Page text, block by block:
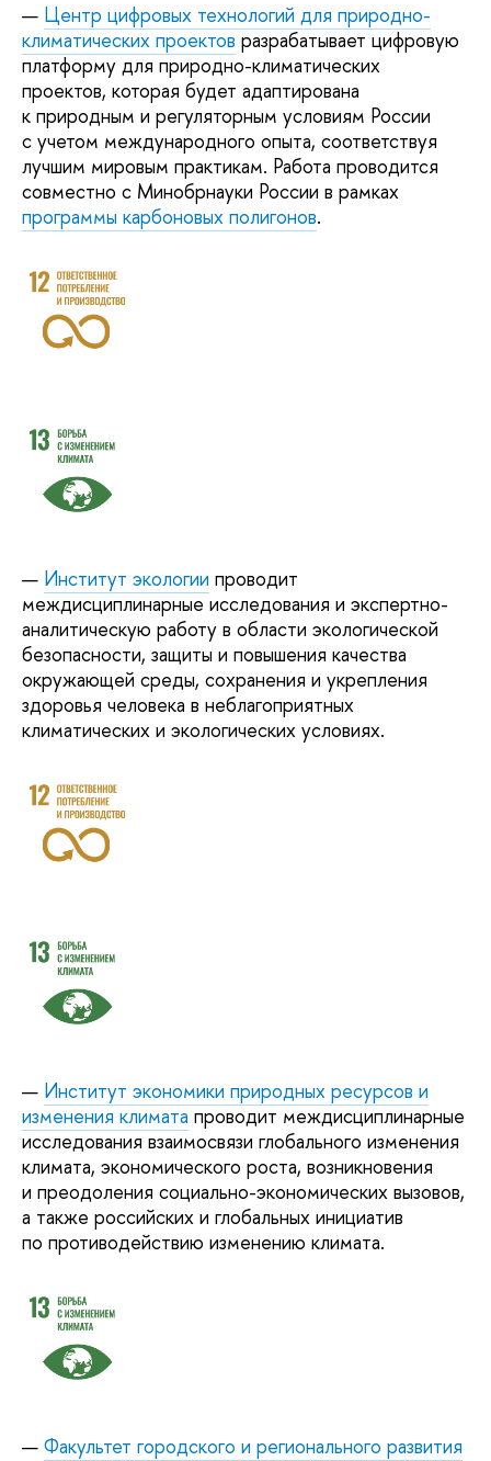
Центр цифровых технологий для природно-
климатических проектов разрабатывает цифровую
платформу для природно-климатических
проектов, которая будет адаптирована
к природным и регуляторным условиям России
с учетом международного опыта, соответствуя
лучшим мировым практикам. Работа проводится
совместно с Минобрнауки России в рамках
программы карбоновых полигонов.
Институт экологии проводит
междисциплинарные исследования и экспертно-
аналитическую работу в области экологической
безопасности, защиты и повышения качества
окружающей среды, сохранения и укрепления
здоровья человека в неблагоприятных
климатических и экологических условиях.
Институт экономики природных ресурсов и
изменения климата проводит междисциплинарные
исследования взаимосвязи глобального изменения
климата, экономического роста, возникновения
и преодоления социально-экономических вызовов,
а также российских и глобальных инициатив
по противодействию изменению климата.
Факультет городского и регионального развития